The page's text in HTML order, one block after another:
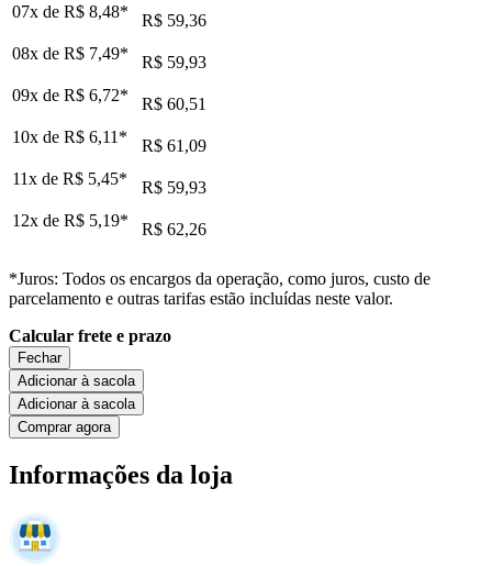
07x de R$ 8,48*
R$ 59,36
08x de R$ 7,49*
R$ 59,93
09x de R$ 6,72*
R$ 60,51
10x de R$ 6,11 *
R$ 61,09
11x de R$ 5,45*
R$ 59,93
12x de R$ 5,19* R$ 62,26
*Juros: Todos os encargos da operação, como juros, custo de
parcelamento e outras tarifas estão incluídas neste valor.
Calcular frete e prazo
Fechar
Adicionar à sacola
Adicionar à sacola
Comprar agora
Informações da loja